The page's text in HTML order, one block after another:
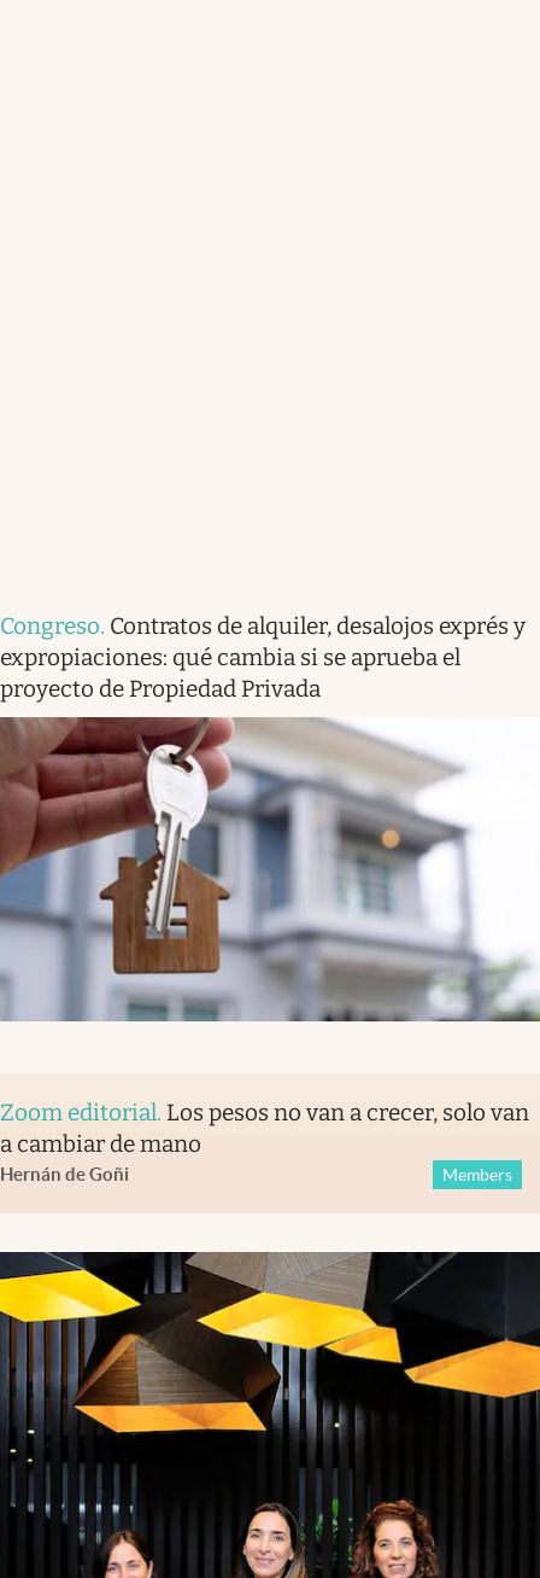
Congreso. Contratos de alquiler, desalojos exprés y
expropiaciones: qué cambia si se aprueba el
proyecto de Propiedad Privada
Zoom editorial. Los pesos no van a crecer, solo van
a cambiar de mano
Hernán de Goñi Members